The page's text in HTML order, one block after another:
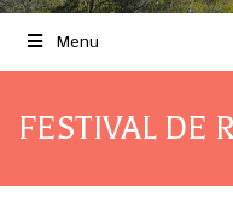
Menu
FESTIVAL DE